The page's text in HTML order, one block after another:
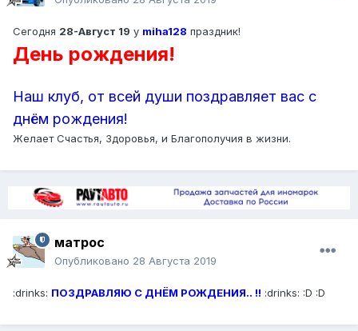
Сегодня 28-Август 19 у miha128 праздник!
День рождения!
Наш клуб, от всей души поздравляет вас с
днём рождения!
Желает Счастья, Здоровья, и Благополучия в жизни.
матрос
Опубликовано 28 Августа 2019
:drinks: ПОЗДРАВЛЯЮ С ДНЁМ РОЖДЕНИЯ.. !! :drinks: :D :D